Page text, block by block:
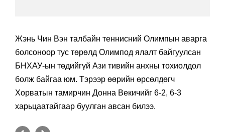
Жэнь Чин Вэн талбайн теннисний Олимпын аварга
болсоноор тус төрөлд Олимпод ялалт байгуулсан
БНХАУ-ын төдийгүй Ази тивийн анхны тохиолдол
болж байгаа юм. Тэрээр өөрийн өрсөлдөгч
Хорватын тамирчин Донна Векичийг 6-2, 6-3
харьцаатайгаар буулган авсан билээ.